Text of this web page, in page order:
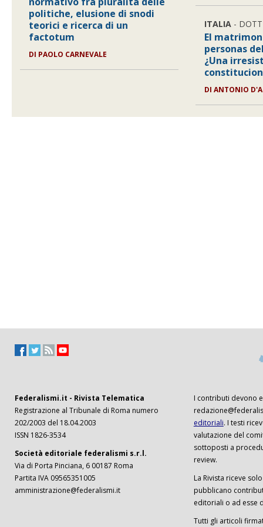
politiche, elusione di snodi
teorici e ricerca di un
factotum
DI PAOLO CARNEVALE
ITALIA -
El
personas
¿Una
DI ANTONIO
Federalismi.it - Rivista Telematica
Registrazione al Tribunale di Roma numero
202/2003 del 18.04.2003
ISSN 1826-3534
Società editoriale federalismi s.r.l.
Via di Porta Pinciana, 6 00187 Roma
Partita IVA 09565351005
amministrazione@federalismi.it
I contributi devono
editoriali. I testi
valutazione del
sottoposti a
review.
La Rivista riceve
pubblicano
editoriali o ad esse
Tutti gli articoli